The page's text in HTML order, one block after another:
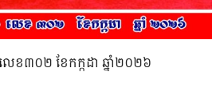
េខ៣០២ ខែកក្កដា ឆ្នាំ២០២៦